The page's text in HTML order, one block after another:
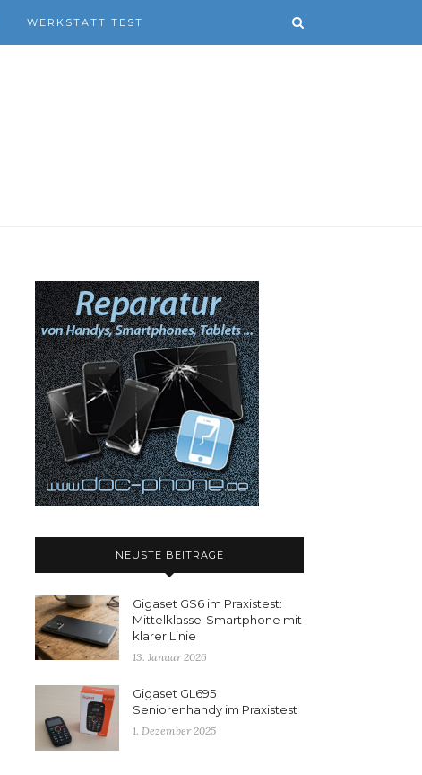
WERKSTATT TEST
NEUSTE BEITRÄGE
Gigaset GS6 im Praxistest:
Mittelklasse-Smartphone mit
klarer Linie
13. Januar 2026
Gigaset GL695
Seniorenhandy im Praxistest
1. Dezember 2025